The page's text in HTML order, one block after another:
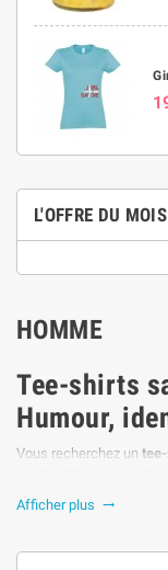
L'OFFRE DU MOIS
HOMME
Tee-shirts
Humour,
Vous recherchez un
nous ? Vous êtes au
Afficher plus 